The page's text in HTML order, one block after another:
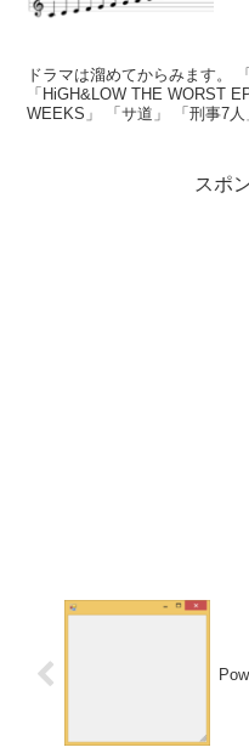
ドラマは溜めてからみます。
「HiGH&LOW THE WORST
WEEKS」 「サ道」 「刑事7人
スポ